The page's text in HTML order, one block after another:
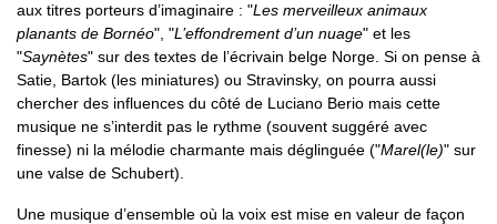
aux titres porteurs d’imaginaire : "Les merveilleux animaux
planants de Bornéo", "L’effondrement d’un nuage" et les
"Saynètes" sur des textes de l’écrivain belge Norge. Si on pense à
Satie, Bartok (les miniatures) ou Stravinsky, on pourra aussi
chercher des influences du côté de Luciano Berio mais cette
musique ne s’interdit pas le rythme (souvent suggéré avec
finesse) ni la mélodie charmante mais déglinguée ("Marel(le)" sur
une valse de Schubert).
Une musique d’ensemble où la voix est mise en valeur de façon